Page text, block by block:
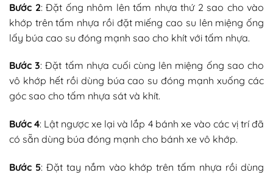
Bước 2: Đặt ống nhôm lên tấm nhựa thứ 2 sao cho vào
khớp trên tấm nhựa rồi đặt miếng cao su lên miệng ống
lấy búa cao su đóng mạnh sao cho khít với tấm nhựa.
Bước 3: Đặt tấm nhựa cuối cùng lên miệng ống sao cho
vô khớp hết rồi dùng búa cao su đóng mạnh xuống các
góc sao cho tấm nhựa sát và khít.
Bước 4: Lật ngược xe lại và lắp 4 bánh xe vào các vị trí đã
có sẵn dùng búa đóng mạnh cho bánh xe vô khớp.
Bước 5: Đặt tay nắm vào khớp trên tấm nhựa rồi dùng